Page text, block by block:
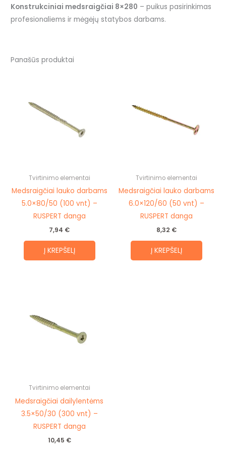
Konstrukciniai medsraigčiai 8×280 – puikus pasirinkimas
profesionaliems ir mėgėjų statybos darbams.
Panašūs produktai
Tvirtinimo elementai
Medsraigčiai lauko darbams
5.0×80/50 (100 vnt) –
RUSPERT danga
7,94 €
Į KREPŠELĮ
Tvirtinimo elementai
Medsraigčiai lauko darbams
6.0×120/60 (50 vnt) –
RUSPERT danga
8,32 €
Į KREPŠELĮ
Tvirtinimo elementai
Medsraigčiai dailylentėms
3.5×50/30 (300 vnt) –
RUSPERT danga
10,45 €